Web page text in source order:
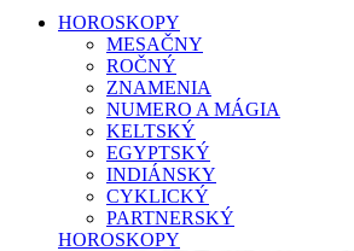
HOROSKOPY
MESAČNY
ROČNÝ
ZNAMENIA
NUMERO A MÁGIA
KELTSKÝ
EGYPTSKÝ
INDIÁNSKY
CYKLICKÝ
PARTNERSKÝ
HOROSKOPY